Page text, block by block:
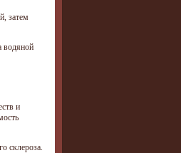
затем
водяной
и
склероза.